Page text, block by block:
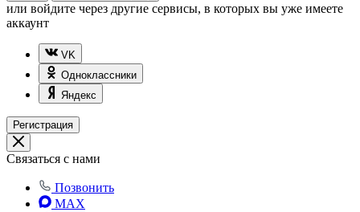
или войдите через другие сервисы, в которых вы уже имеете
аккаунт
VK
Одноклассники
Яндекс
Регистрация
Связаться с нами
Позвонить
MAX